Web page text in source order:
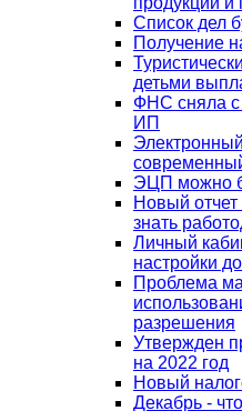
Список дел
Получение
детьми
ФНС сняла с
ИП
ЭЦП можно
Новый
знать
Личный
настройки
Проблема
разрешения
Утвержден
на 2022 год
Новый
Декабрь -